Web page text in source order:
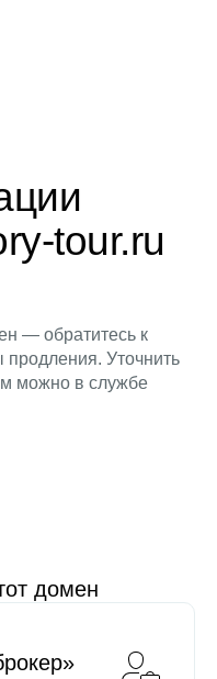
tour.ru
— обратитесь к
продления. Уточнить
можно в службе
домен